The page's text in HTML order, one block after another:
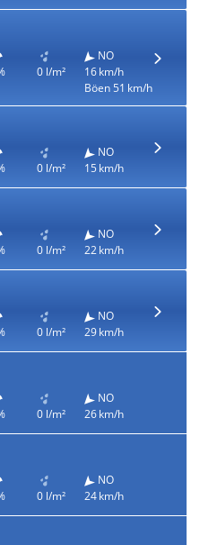
0 l/m²
NO
16 km/h
Böen 51 km/h
0 l/m²
NO
15 km/h
0 l/m²
NO
22 km/h
0 l/m²
NO
29 km/h
0 l/m²
NO
26 km/h
0 l/m²
NO
24 km/h